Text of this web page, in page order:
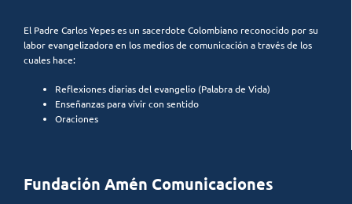
El Padre Carlos Yepes es un sacerdote Colombiano reconocido por su
labor evangelizadora en los medios de comunicación a través de los
cuales hace:
Reflexiones diarias del evangelio (Palabra de Vida)
Enseñanzas para vivir con sentido
Oraciones
Fundación Amén Comunicaciones